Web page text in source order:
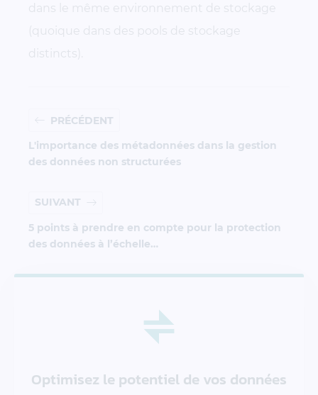
dans le même environnement de stockage
(quoique dans des pools de stockage
distincts).
PRÉCÉDENT
L'importance des métadonnées dans la gestion
des données non structurées
SUIVANT
5 points à prendre en compte pour la protection
des données à l’échelle
Optimisez le potentielde vos données